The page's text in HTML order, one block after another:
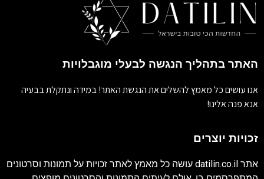
האתר בתהליך הנגשה לבעלי מוגבלויות
אנו עושים כל מאמץ להשלים את הנגשת האתר! במידה ונתקלת בבעיה
אנא פנה אלינו!
זכויות יוצרים
אתר datilin.co.il עושה כל מאמץ לאתר זכויות על תמונות וסרטונים